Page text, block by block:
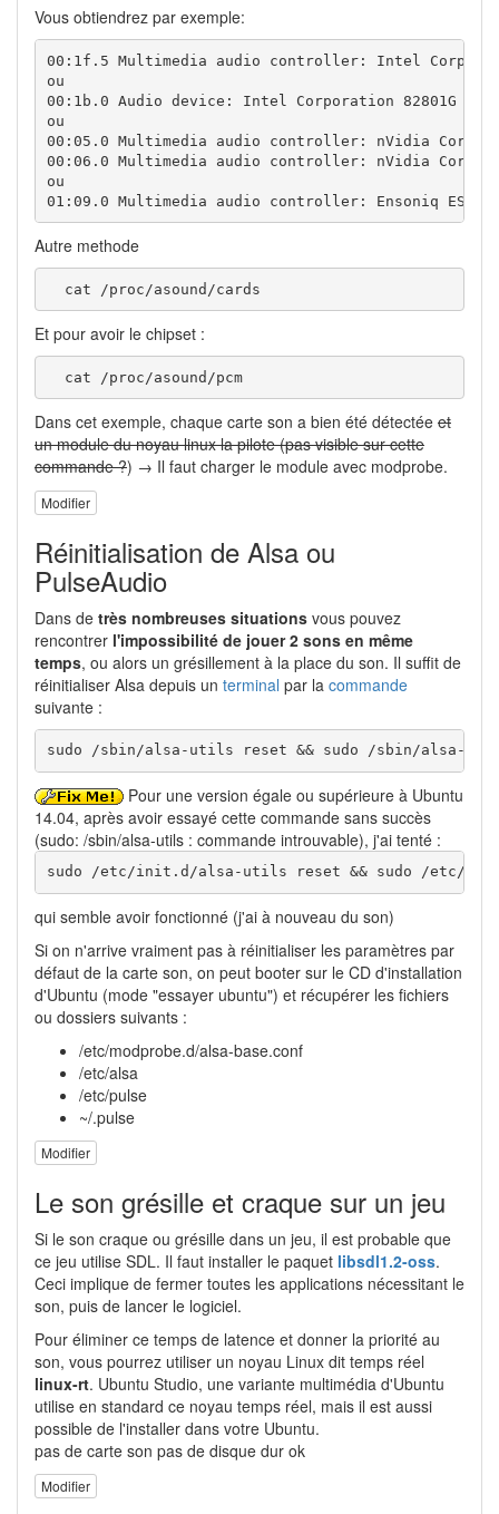
Vous obtiendrez par exemple:
00:1f.5 Multimedia audio controller: Intel
ou
00:1b.0 Audio device: Intel Corporation 82801G
ou
00:05.0 Multimedia audio controller: nVidia
00:06.0 Multimedia audio controller: nVidia
ou
01:09.0 Multimedia audio controller: Ensoniq
Autre methode
  cat /proc/asound/cards
Et pour avoir le chipset :
  cat /proc/asound/pcm
Dans cet exemple, chaque carte son a bien été détectée et
un module du noyau linux la pilote (pas visible sur cette
commande ?) → Il faut charger le module avec modprobe.
Modifier
Réinitialisation de Alsa ou
PulseAudio
Dans de très nombreuses situations vous pouvez
rencontrer l'impossibilité de jouer 2 sons en même
temps, ou alors un grésillement à la place du son. Il suffit de
réinitialiser Alsa depuis un terminal par la commande
suivante :
sudo /sbin/alsa-utils reset && sudo /sbin/alsa-
Pour une version égale ou supérieure à Ubuntu
14.04, après avoir essayé cette commande sans succès
(sudo: /sbin/alsa-utils : commande introuvable), j'ai tenté :
sudo /etc/init.d/alsa-utils reset && sudo /etc/
qui semble avoir fonctionné (j'ai à nouveau du son)
Si on n'arrive vraiment pas à réinitialiser les paramètres par
défaut de la carte son, on peut booter sur le CD d'installation
d'Ubuntu (mode "essayer ubuntu") et récupérer les fichiers
ou dossiers suivants :
/etc/modprobe.d/alsa-base.conf
/etc/alsa
/etc/pulse
~/.pulse
Modifier
Le son grésille et craque sur un jeu
Si le son craque ou grésille dans un jeu, il est probable que
ce jeu utilise SDL. Il faut installer le paquet libsdl1.2-oss.
Ceci implique de fermer toutes les applications nécessitant le
son, puis de lancer le logiciel.
Pour éliminer ce temps de latence et donner la priorité au
son, vous pourrez utiliser un noyau Linux dit temps réel
linux-rt. Ubuntu Studio, une variante multimédia d'Ubuntu
utilise en standard ce noyau temps réel, mais il est aussi
possible de l'installer dans votre Ubuntu.
pas de carte son pas de disque dur ok
Modifier